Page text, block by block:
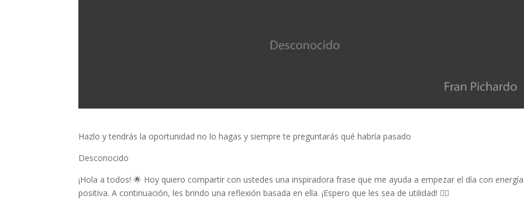
Hazlo y tendrás la oportunidad no lo hagas y siempre te preguntarás qué habría pasado
Desconocido
¡Hola a todos! 🌟 Hoy quiero compartir con ustedes una inspiradora frase que me ayuda a empezar el día con energía
positiva. A continuación, les brindo una reflexión basada en ella. ¡Espero que les sea de utilidad! 👇🏼